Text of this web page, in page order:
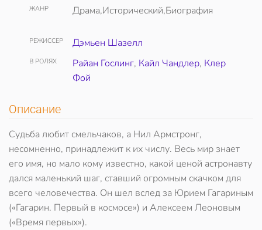
ЖАНР Драма,Исторический,Биография
РЕЖИССЕР Дэмьен Шазелл
В РОЛЯХ Райан Гослинг, Кайл Чандлер, Клер
Фой
Описание
Судьба любит смельчаков, а Нил Армстронг,
несомненно, принадлежит к их числу. Весь мир знает
его имя, но мало кому известно, какой ценой астронавту
дался маленький шаг, ставший огромным скачком для
всего человечества. Он шел вслед за Юрием Гагариным
(«Гагарин. Первый в космосе») и Алексеем Леоновым
(«Время первых»).